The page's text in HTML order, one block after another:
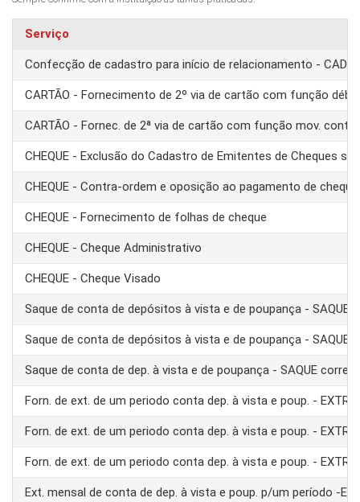
Serviço
Confecção de cadastro para início de relacionamento -
CARTÃO - Fornecimento de 2º via de cartão com função
CARTÃO - Fornec. de 2ª via de cartão com função mov. conta
CHEQUE - Exclusão do Cadastro de Emitentes de Cheques
CHEQUE - Contra-ordem e oposição ao pagamento de cheque
CHEQUE - Fornecimento de folhas de cheque
CHEQUE - Cheque Administrativo
CHEQUE - Cheque Visado
Saque de conta de depósitos à vista e de poupança - SAQUE
Saque de conta de depósitos à vista e de poupança - SAQUE
Saque de conta de dep. à vista e de poupança - SAQUE
Forn. de ext. de um periodo conta dep. à vista e poup. -
Forn. de ext. de um periodo conta dep. à vista e poup. -
Forn. de ext. de um periodo conta dep. à vista e poup. -
Ext. mensal de conta de dep. à vista e poup. p/um período -